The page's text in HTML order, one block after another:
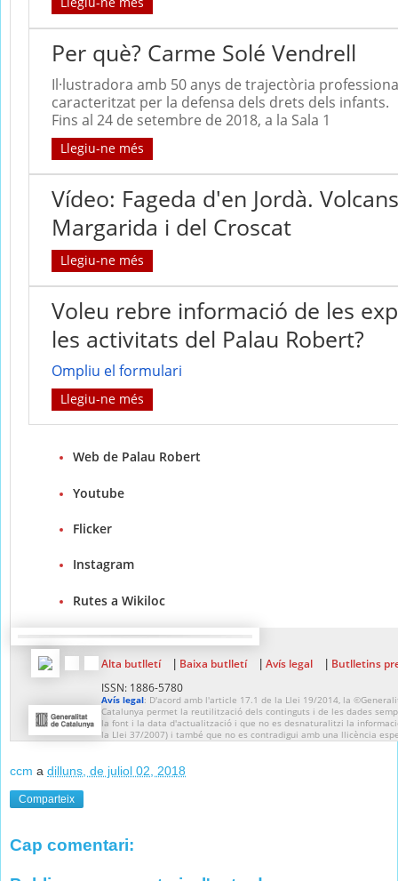
Per què? Carme Solé Vendrell
Il·lustradora amb 50 anys de trajectòria
caracteritzat per la defensa dels drets dels infants.
Fins al 24 de setembre de 2018, a la Sala 1
Llegiu-ne més
Vídeo: Fageda d'en Jordà.
Margarida i del Croscat
Llegiu-ne més
Voleu rebre informació de les
les activitats del Palau Robert?
Ompliu el formulari
Llegiu-ne més
Web de Palau Robert
Youtube
Flicker
Instagram
Rutes a Wikiloc
Alta butlletí Baixa butlletí Avís legal
Butlletins
ISSN: 1886-5780
Avís legal: D'acord amb l'article 17.1 de la Llei 19/2014, la
Catalunya permet la reutilització dels continguts i de les dades
la font i la data d'actualització i que no es desnaturalitzi la
la Llei 37/2007) i també que no es contradigui amb una llicència
ccm a dilluns, de juliol 02, 2018
Comparteix
Cap comentari: